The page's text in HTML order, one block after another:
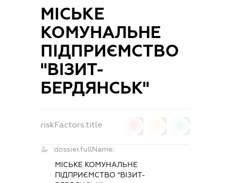
МІСЬКЕ
КОМУНАЛЬНЕ
ПІДПРИЄМСТВО
"ВІЗИТ-
БЕРДЯНСЬК"
riskFactors.title
dossier.fullName:
МІСЬКЕ КОМУНАЛЬНЕ
ПІДПРИЄМСТВО "ВІЗИТ-